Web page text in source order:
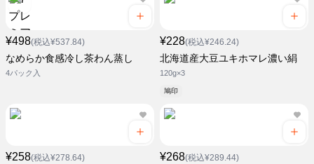
¥498(税込¥537.84)
なめらか食感冷し茶わん蒸し
4パック入
¥228(税込¥246.24)
北海道産大豆ユキホマレ濃い絹
120g×3
鳩印
¥258(税込¥278.64) ¥268(税込¥289.44)